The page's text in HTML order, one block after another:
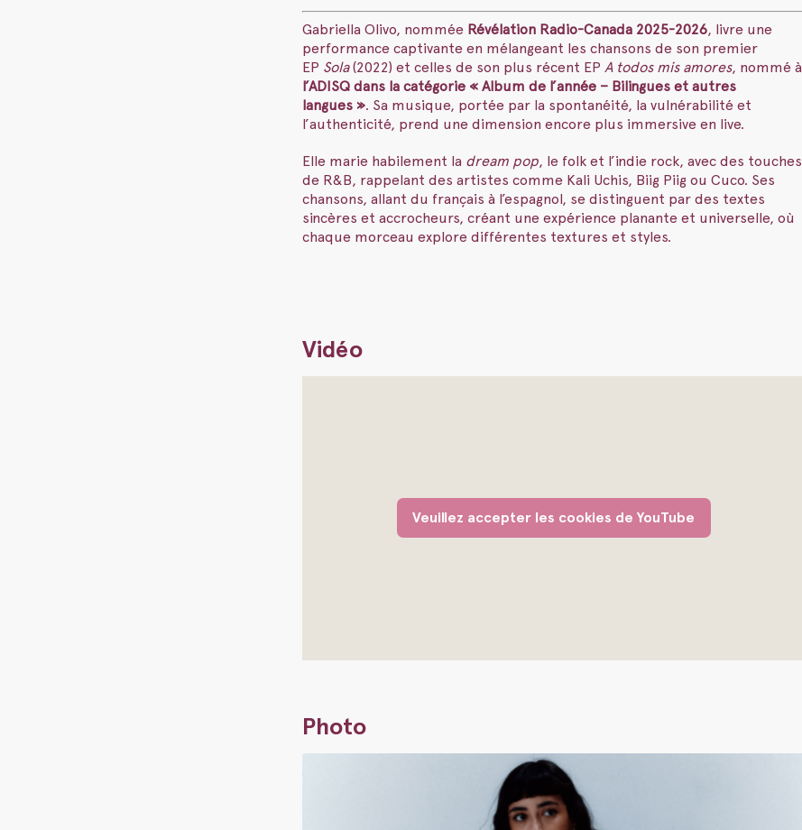
Gabriella Olivo, nommée Révélation Radio-Canada 2025-2026, livre une
performance captivante en mélangeant les chansons de son premier
EP Sola(2022) et celles de son plus récent EP A todos mis amores, nommé à
l’ADISQ dans la catégorie « Album de l’année – Bilingues et autres
langues ». Sa musique, portée par la spontanéité, la vulnérabilité et
l’authenticité, prend une dimension encore plus immersive en live.
Elle marie habilement la dream pop, le folk et l’indie rock, avec des touches
de R&B, rappelant des artistes comme Kali Uchis, Biig Piig ou Cuco. Ses
chansons, allant du français à l’espagnol, se distinguent par des textes
sincères et accrocheurs, créant une expérience planante et universelle, où
chaque morceau explore différentes textures et styles.
Vidéo
Veuillez accepter les cookies de YouTube
Photo